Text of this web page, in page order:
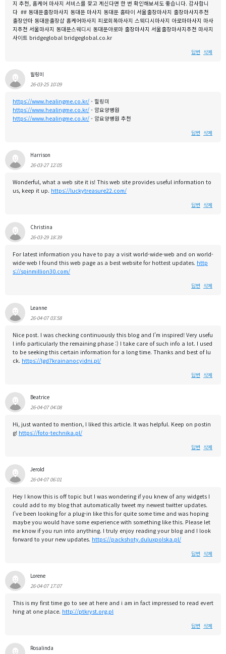
지 추천, 홈케어 마사지 서비스를 찾고 계신다면 한 번 확인해보셔도 좋습니다. 감사합니
다 ## 동대문출장마사지 동대문 마사지 동대문 홈타이 서울출장마사지 출장마사지추천
출장안마 동대문출장샵 홈케어마사지 피로회복마사지 스웨디시마사지 아로마마사지 마사
지추천 서울마사지 동대문스웨디시 동대문아로마 출장마사지 서울출장마사지추천 마사지
사이트 bridgeglobal bridgeglobal.co.kr
답변 삭제
힐링미
26-03-25 10:09
https://www.healingme.co.kr/ - 힐링미
https://www.healingme.co.kr/ - 암요양병원
https://www.healingme.co.kr/ - 암요양병원 추천
답변 삭제
Harrison
26-03-27 12:05
Wonderful, what a web site it is! This web site provides useful information to
us, keep it up. https://luckytreasure22.com/
답변 삭제
Christina
26-03-29 18:39
For latest information you have to pay a visit world-wide-web and on world-
wide-web I found this web page as a best website for hottest updates. http
s://spinmillion30.com/
답변 삭제
Leanne
26-04-07 03:58
Nice post. I was checking continuously this blog and I'm inspired! Very usefu
l info particularly the remaining phase :) I take care of such info a lot. I used
to be seeking this certain information for a long time. Thanks and best of lu
ck. https://lgd7krainanocyidni.pl/
답변 삭제
Beatrice
26-04-07 04:08
Hi, just wanted to mention, I liked this article. It was helpful. Keep on postin
g! https://foto-technika.pl/
답변 삭제
Jerold
26-04-07 06:01
Hey I know this is off topic but I was wondering if you knew of any widgets I
could add to my blog that automatically tweet my newest twitter updates.
I've been looking for a plug-in like this for quite some time and was hoping
maybe you would have some experience with something like this. Please let
me know if you run into anything. I truly enjoy reading your blog and I look
forward to your new updates. https://packshoty.duluxpolska.pl/
답변 삭제
Lorene
26-04-07 17:07
This is my first time go to see at here and i am in fact impressed to read evert
hing at one place. http://ptkryst.org.pl
답변 삭제
Rosalinda